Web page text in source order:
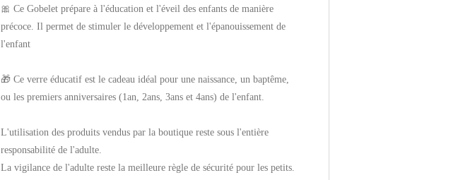
🎀 Ce Gobelet prépare à l'éducation et l'éveil des enfants de manière
précoce. Il permet de stimuler le développement et l'épanouissement de
l'enfant
🎁 Ce verre éducatif est le cadeau idéal pour une naissance, un baptême,
ou les premiers anniversaires (1an, 2ans, 3ans et 4ans) de l'enfant.
L'utilisation des produits vendus par la boutique reste sous l'entière
responsabilité de l'adulte.
La vigilance de l'adulte reste la meilleure règle de sécurité pour les petits.